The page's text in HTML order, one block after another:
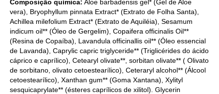
Composição química: Aloe barbadensis gel* (Gel de Aloe
vera), Bryophyllum pinnata Extract* (Extrato de Folha Santa),
Achillea milefolium Extract* (Extrato de Aquiléia), Sesamum
indicum oil** (Óleo de Gergelim), Copaifera officinalis Oil**
(Resina de Copaíba), Lavandula officinallis oil** (Óleo essencial
de Lavanda), Caprylic capric triglyceride** (Triglicérides do ácido
cáprico e caprílico), Cetearyl olivate**, sorbitan olivate** ( Olivato
de sorbitano, olivato cetoestearílico), Ceteraryl alcohol** (Álcool
cetoestearílico), Xanthan gum** (Goma Xantana), Xylityl
sesquicaprylate** (ésteres caprílicos de xilitol). Glycerin